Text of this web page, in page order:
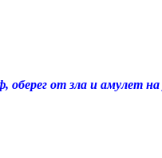
от зла и амулет на